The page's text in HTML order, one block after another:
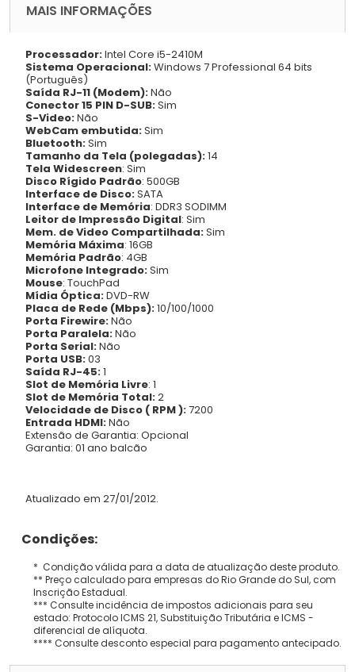
MAIS INFORMAÇÕES
Processador:Intel Core i5-2410M
Sistema Operacional:Windows 7 Professional 64 bits
(Português)
Saída RJ-11 (Modem):Não
Conector 15 PIN D-SUB:Sim
S-Video:Não
WebCam embutida:Sim
Bluetooth:Sim
Tamanho da Tela (polegadas):14
Tela Widescreen: Sim
Disco Rígido Padrão: 500GB
Interface de Disco:SATA
Interface de Memória: DDR3 SODIMM
Leitor de Impressão Digital: Sim
Mem. de Video Compartilhada:Sim
Memória Máxima: 16GB
Memória Padrão: 4GB
Microfone Integrado:Sim
Mouse: TouchPad
Mídia Óptica:DVD-RW
Placa de Rede (Mbps):10/100/1000
Porta Firewire:Não
Porta Paralela:Não
Porta Serial:Não
Porta USB:03
Saída RJ-45:1
Slot de Memória Livre: 1
Slot de Memória Total:2
Velocidade de Disco ( RPM ):7200
Entrada HDMI:Não
Extensão de Garantia: Opcional
Garantia: 01 ano balcão
Atualizado em 27/01/2012.
Condições:
* Condição válida para a data de atualização deste produto.
** Preço calculado para empresas do Rio Grande do Sul, com
Inscrição Estadual.
*** Consulte incidência de impostos adicionais para seu
estado: Protocolo ICMS 21, Substituição Tributária e ICMS -
diferencial de alíquota.
**** Consulte desconto especial para pagamento antecipado.